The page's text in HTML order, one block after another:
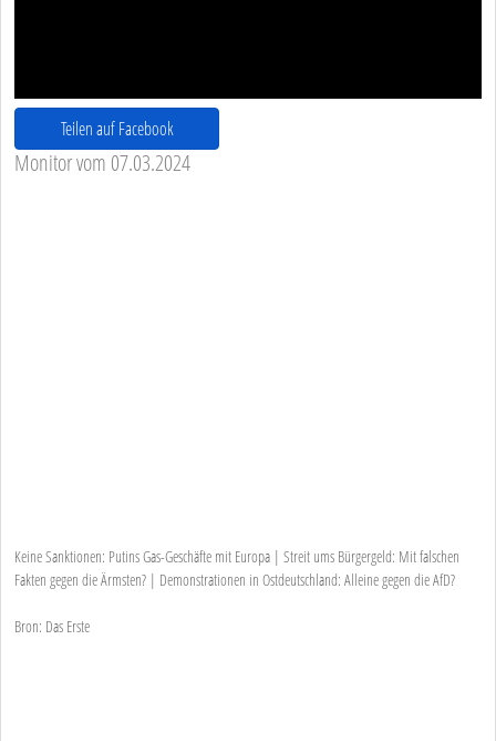
Teilen auf Facebook
Monitor vom 07.03.2024
Keine Sanktionen: Putins Gas-Geschäfte mit Europa | Streit ums Bürgergeld: Mit falschen
Fakten gegen die Ärmsten? | Demonstrationen in Ostdeutschland: Alleine gegen die AfD?
Bron: Das Erste